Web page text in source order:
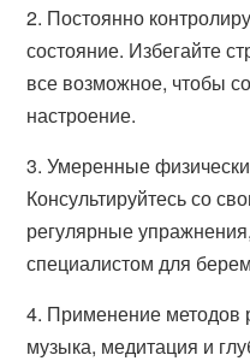
2. Постоянно
состояние. Избегайте
все возможное, чтобы
настроение.
3. Умеренные
Консультируйтесь со
регулярные
специалистом для
4. Применение методов
музыка, медитация и